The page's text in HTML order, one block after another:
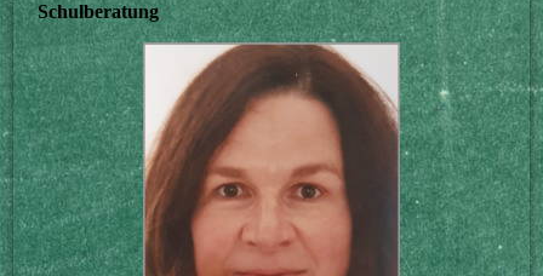
Schulberatung